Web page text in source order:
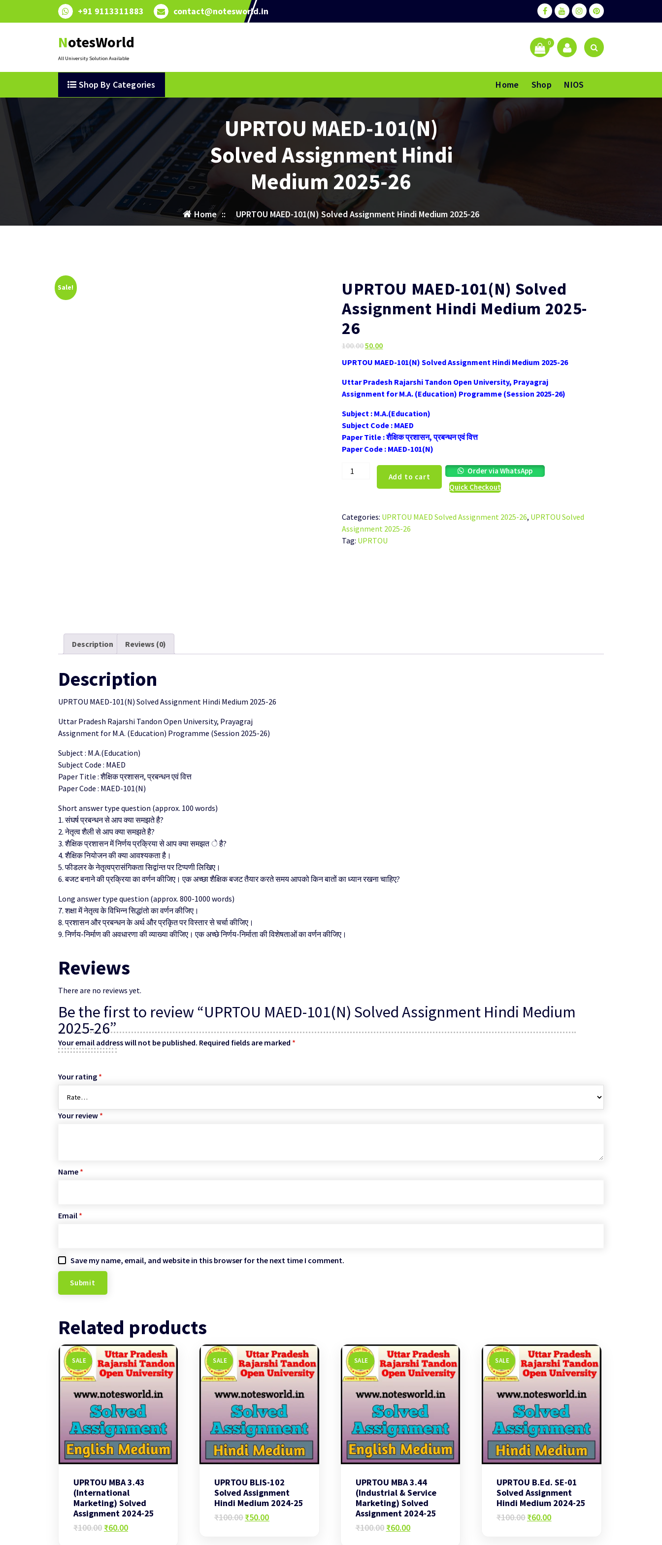
+91 9113311883 contact@notesworld.in
NotesWorld
All University Solution Available
0
Shop By Categories Home Shop NIOS
UPRTOU MAED-101(N)
Solved Assignment Hindi
Medium 2025-26
Home :: UPRTOU MAED-101(N) Solved Assignment Hindi Medium 2025-26
Sale!
UPRTOU MAED-101(N) Solved
Assignment Hindi Medium 2025-
26
100.00Original
₹100.00.
50.00Current
₹50.00.
UPRTOU MAED-101(N) Solved Assignment Hindi Medium 2025-26
Uttar Pradesh Rajarshi Tandon Open University, Prayagraj
Assignment for M.A. (Education) Programme (Session 2025-26)
Subject : M.A.(Education)
Subject Code : MAED
Paper Title : शैक्षिक प्रशासन, प्रबन्धन एवं वित्त
Paper Code : MAED-101(N)
UPRTOU
Assignment
Hindi
Medium
Add to cart
Order via WhatsApp
Quick Checkout
Categories: UPRTOU MAED Solved Assignment 2025-26, UPRTOU Solved
Assignment 2025-26
Tag: UPRTOU
Description Reviews (0)
Description
UPRTOU MAED-101(N) Solved Assignment Hindi Medium 2025-26
Uttar Pradesh Rajarshi Tandon Open University, Prayagraj
Assignment for M.A. (Education) Programme (Session 2025-26)
Subject : M.A.(Education)
Subject Code : MAED
Paper Title : शैक्षिक प्रशासन, प्रबन्धन एवं वित्त
Paper Code : MAED-101(N)
Short answer type question (approx. 100 words)
1. संघर्ष प्रबन्धन से आप क्या समझते है?
2. नेतृत्व शैली से आप क्या समझते है?
3. शैक्षिक प्रशासन में निर्णय प्रक्रिया से आप क्या समझत े है?
4. शैक्षिक नियोजन की क्या आवश्यकता है।
5. फीडलर के नेतृत्वप्रासंगिकता सिद्वांन्त पर टिप्पणी लिखिए।
6. बजट बनाने की प्रक्रिया का वर्णन कीजिए। एक अच्छा शैक्षिक बजट तैयार करते समय आपको किन बातों का ध्यान रखना चाहिए?
Long answer type question (approx. 800-1000 words)
7. शक्षा में नेतृत्व के विभिन्न सिद्धांतो का वर्णन कीजिए।
8. प्रशासन और प्रबन्धन के अर्थ और प्रकिृत पर विस्तार से चर्चा कीजिए।
9. निर्णय-निर्माण की अवधारणा की व्याख्या कीजिए। एक अच्छे निर्णय-निर्माता की विशेषताओं का वर्णन कीजिए।
Reviews
There are no reviews yet.
Be the first to review “UPRTOU MAED-101(N) Solved Assignment Hindi Medium
2025-26”
Your email address will not be published. Required fields are marked *
Your rating *
Your review *
Name *
Email *
Save my name, email, and website in this browser for the next time I comment.
Related products
SALE
UPRTOU MBA 3.43
(International
Marketing) Solved
Assignment 2024-25
₹100.00 Original
₹60.00Current
SALE
UPRTOU BLIS-102
Solved Assignment
Hindi Medium 2024-25
₹100.00Original
₹50.00Current
SALE
UPRTOU MBA 3.44
(Industrial & Service
Marketing) Solved
Assignment 2024-25
₹100.00 Original
₹60.00Current
SALE
UPRTOU B.Ed. SE-01
Solved Assignment
Hindi Medium 2024-25
₹100.00 Original
₹60.00Current